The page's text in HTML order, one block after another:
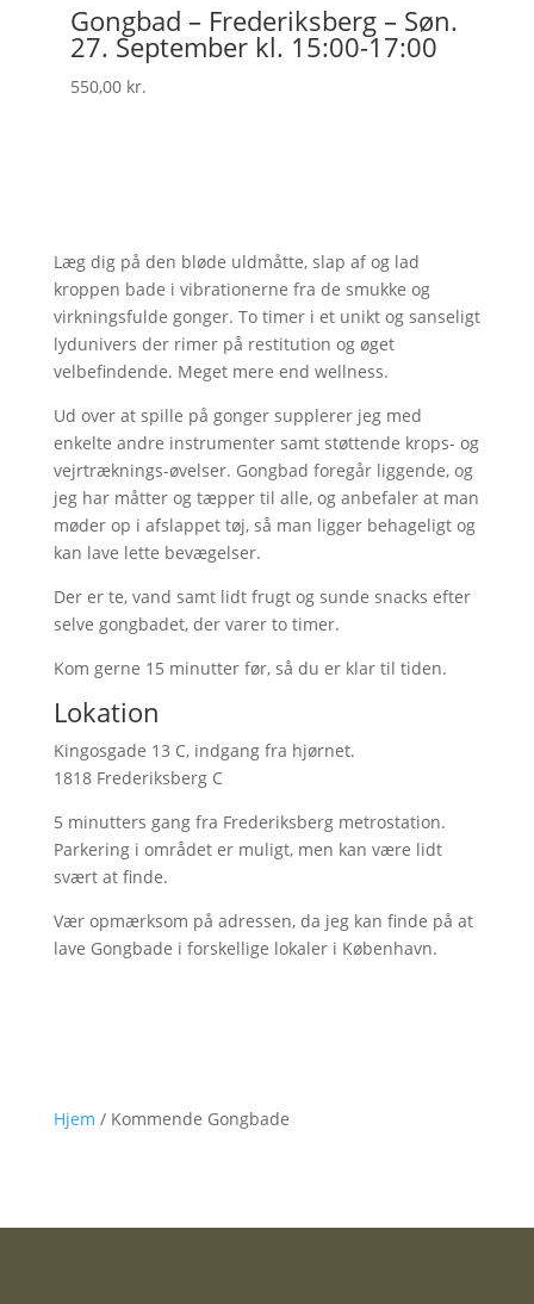
Gongbad – Frederiksberg – Søn.
27. September kl. 15:00-17:00
550,00 kr.
Læg dig på den bløde uldmåtte, slap af og lad
kroppen bade i vibrationerne fra de smukke og
virkningsfulde gonger. To timer i et unikt og sanseligt
lydunivers der rimer på restitution og øget
velbefindende. Meget mere end wellness.
Ud over at spille på gonger supplerer jeg med
enkelte andre instrumenter samt støttende krops- og
vejrtræknings-øvelser. Gongbad foregår liggende, og
jeg har måtter og tæpper til alle, og anbefaler at man
møder op i afslappet tøj, så man ligger behageligt og
kan lave lette bevægelser.
Der er te, vand samt lidt frugt og sunde snacks efter
selve gongbadet, der varer to timer.
Kom gerne 15 minutter før, så du er klar til tiden.
Lokation
Kingosgade 13 C, indgang fra hjørnet.
1818 Frederiksberg C
5 minutters gang fra Frederiksberg metrostation.
Parkering i området er muligt, men kan være lidt
svært at finde.
Vær opmærksom på adressen, da jeg kan finde på at
lave Gongbade i forskellige lokaler i København.
Hjem / Kommende Gongbade